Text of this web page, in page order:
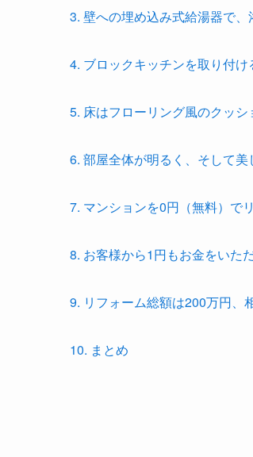
3. 壁への埋め込み式給湯器で
4. ブロックキッチンを取り付け
5. 床はフローリング風のクッ
6. 部屋全体が明るく、そして美
7. マンションを0円（無料）で
8. お客様から1円もお金をいた
9. リフォーム総額は200万円、
10. まとめ